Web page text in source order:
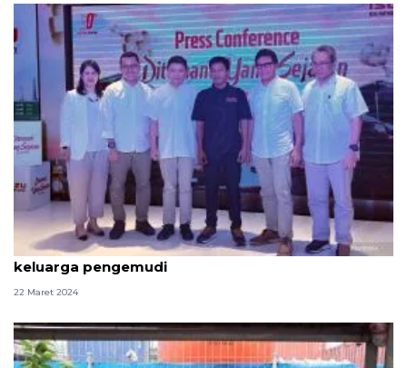
Isuzu sediakan fasilitas mudik gratis bagi 50
keluarga pengemudi
22 Maret 2024